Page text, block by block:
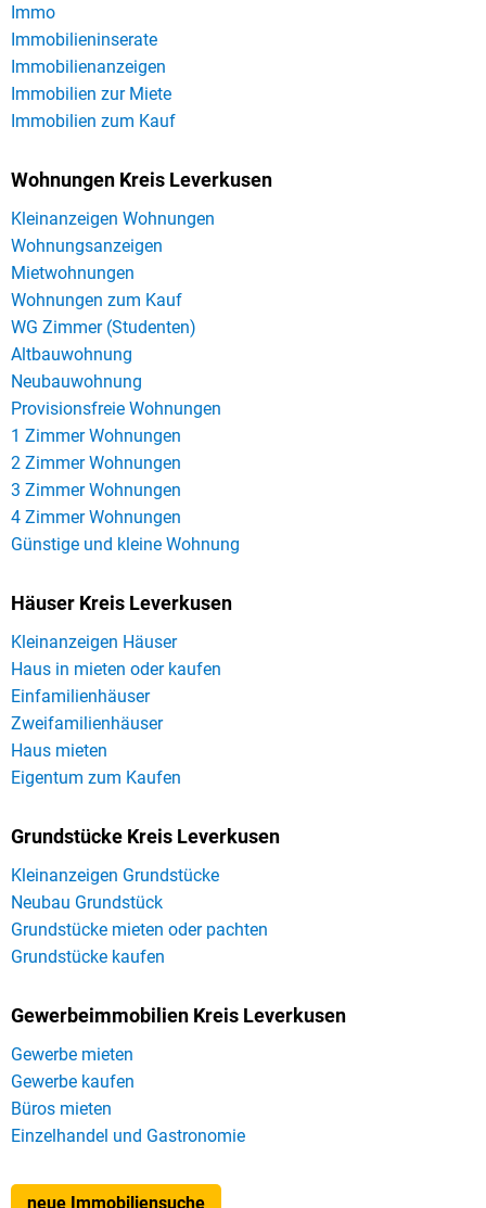
Immo
Immobilieninserate
Immobilienanzeigen
Immobilien zur Miete
Immobilien zum Kauf
Wohnungen Kreis Leverkusen
Kleinanzeigen Wohnungen
Wohnungsanzeigen
Mietwohnungen
Wohnungen zum Kauf
WG Zimmer (Studenten)
Altbauwohnung
Neubauwohnung
Provisionsfreie Wohnungen
1 Zimmer Wohnungen
2 Zimmer Wohnungen
3 Zimmer Wohnungen
4 Zimmer Wohnungen
Günstige und kleine Wohnung
Häuser Kreis Leverkusen
Kleinanzeigen Häuser
Haus in mieten oder kaufen
Einfamilienhäuser
Zweifamilienhäuser
Haus mieten
Eigentum zum Kaufen
Grundstücke Kreis Leverkusen
Kleinanzeigen Grundstücke
Neubau Grundstück
Grundstücke mieten oder pachten
Grundstücke kaufen
Gewerbeimmobilien Kreis Leverkusen
Gewerbe mieten
Gewerbe kaufen
Büros mieten
Einzelhandel und Gastronomie
neue Immobiliensuche